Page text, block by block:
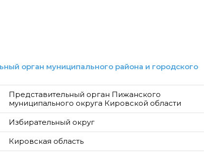
орган муниципального района и городского
Представительный орган Пижанского
муниципального округа Кировской области
Избирательный округ
Кировская область